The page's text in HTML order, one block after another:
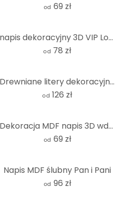
od 69 zł
napis dekoracyjny 3D VIP Lounge - MDF
od 78 zł
Drewniane litery dekoracyjne - hasło ścienne Każdy obraz opowiada historię - MDF natura (5 sztuk)
od 126 zł
Dekoracja MDF napis 3D wdech wydech - natura
od 69 zł
Napis MDF ślubny Pan i Pani
od 96 zł